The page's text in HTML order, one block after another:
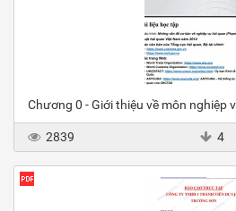
Chương 0 - Giới thiệu về môn nghiệp
2839 4